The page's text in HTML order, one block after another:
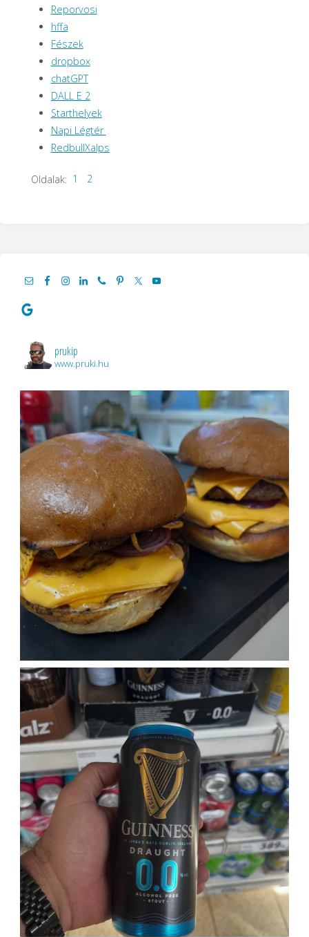
Reporvosi
hffa
Fészek
dropbox
chatGPT
DALL E 2
Starthelyek
Napi Légtér
RedbullXalps
Oldalak: 1 2
prukip
www.pruki.hu